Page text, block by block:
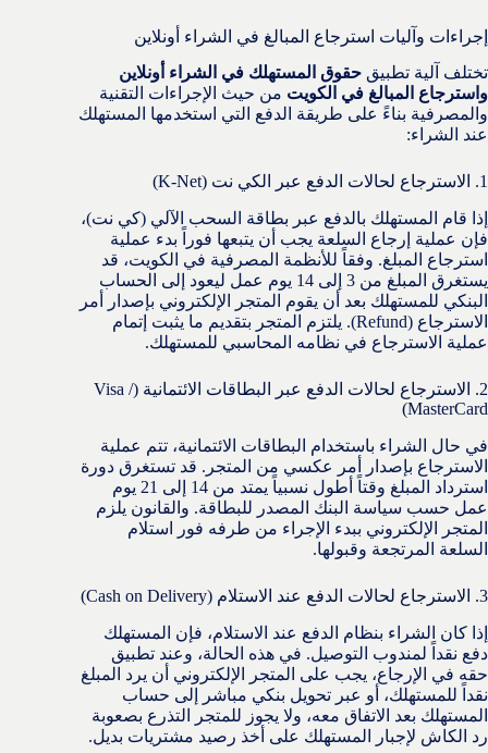
إجراءات وآليات استرجاع المبالغ في الشراء أونلاين
تختلف آلية تطبيق حقوق المستهلك في الشراء أونلاين
واسترجاع المبالغ في الكويت من حيث الإجراءات التقنية
والمصرفية بناءً على طريقة الدفع التي استخدمها المستهلك
عند الشراء:
1. الاسترجاع لحالات الدفع عبر الكي نت (K-Net)
إذا قام المستهلك بالدفع عبر بطاقة السحب الآلي (كي نت)،
فإن عملية إرجاع السلعة يجب أن يتبعها فوراً بدء عملية
استرجاع المبلغ. وفقاً للأنظمة المصرفية في الكويت، قد
يستغرق المبلغ من 3 إلى 14 يوم عمل ليعود إلى الحساب
البنكي للمستهلك بعد أن يقوم المتجر الإلكتروني بإصدار أمر
الاسترجاع (Refund). يلتزم المتجر بتقديم ما يثبت إتمام
عملية الاسترجاع في نظامه المحاسبي للمستهلك.
2. الاسترجاع لحالات الدفع عبر البطاقات الائتمانية (Visa /
MasterCard)
في حال الشراء باستخدام البطاقات الائتمانية، تتم عملية
الاسترجاع بإصدار أمر عكسي من المتجر. قد تستغرق دورة
استرداد المبلغ وقتاً أطول نسبياً يمتد من 14 إلى 21 يوم
عمل حسب سياسة البنك المصدر للبطاقة. والقانون يلزم
المتجر الإلكتروني ببدء الإجراء من طرفه فور استلام
السلعة المرتجعة وقبولها.
3. الاسترجاع لحالات الدفع عند الاستلام (Cash on Delivery)
إذا كان الشراء بنظام الدفع عند الاستلام، فإن المستهلك
دفع نقداً لمندوب التوصيل. في هذه الحالة، وعند تطبيق
حقه في الإرجاع، يجب على المتجر الإلكتروني أن يرد المبلغ
نقداً للمستهلك، أو عبر تحويل بنكي مباشر إلى حساب
المستهلك بعد الاتفاق معه، ولا يجوز للمتجر التذرع بصعوبة
رد الكاش لإجبار المستهلك على أخذ رصيد مشتريات بديل.